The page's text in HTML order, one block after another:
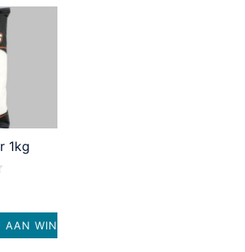
1kg
WINKELWAGEN